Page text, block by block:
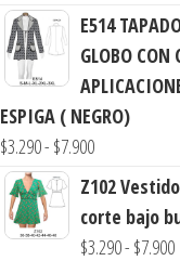
$7.900
de
precios:
desde
$3.290
hasta
E514
GLOBO CON
ESPIGA ( NEGRO)
$3.290- $7.900Rango
de
precios:
desde
Z102
corte bajo
$3.290- $7.900